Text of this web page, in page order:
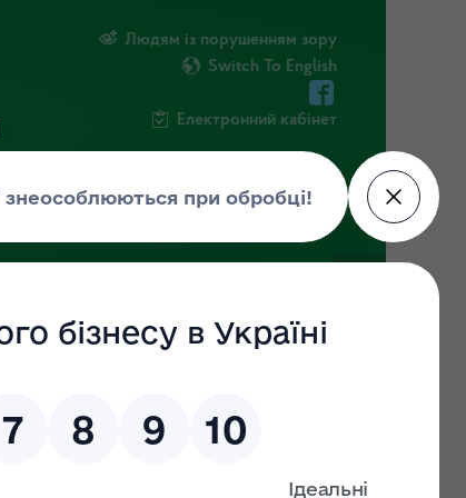
Людям із порушенням зору
Switch To English
Електронний кабінет